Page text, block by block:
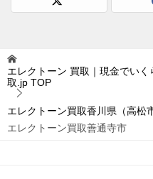
エレクトーン 買取｜現金でい
取.jp TOP
エレクトーン買取香川県（高松
エレクトーン買取善通寺市